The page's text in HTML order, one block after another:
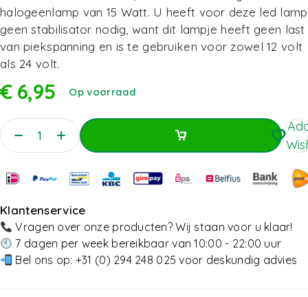
halogeenlamp van 15 Watt. U heeft voor deze led lamp
geen stabilisator nodig, want dit lampje heeft geen last
van piekspanning en is te gebruiken voor zowel 12 volt
als 24 volt.
€6,95 Op voorraad
Toevoegen Aan Winkelwagen
Klantenservice
Vragen over onze producten? Wij staan voor u klaar!
7 dagen per week bereikbaar van 10:00 - 22:00 uur
Bel ons op: +31 (0) 294 248 025 voor deskundig advies